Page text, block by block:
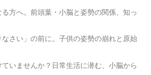
方へ。前頭葉・小脳と姿勢の関係、知っ
なさい」の前に。子供の姿勢の崩れと原始
ていませんか？日常生活に潜む、小脳から